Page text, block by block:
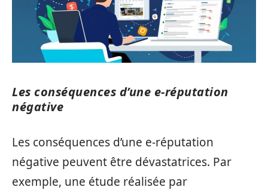
Les conséquences d’une e-réputation
négative
Les conséquences d’une e-réputation
négative peuvent être dévastatrices. Par
exemple, une étude réalisée par